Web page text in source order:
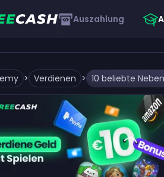
Auszahlung
> Verdienen >